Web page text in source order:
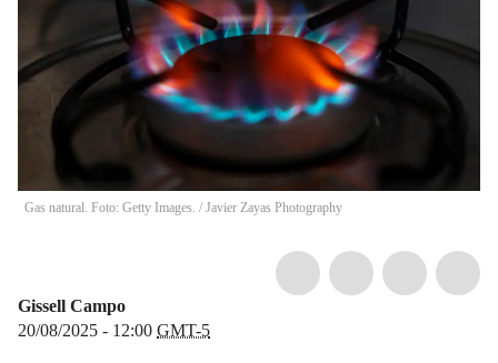
Gas natural. Foto: Getty Images. / Javier Zayas Photography
Gissell Campo
20/08/2025 - 12:00 GMT-5